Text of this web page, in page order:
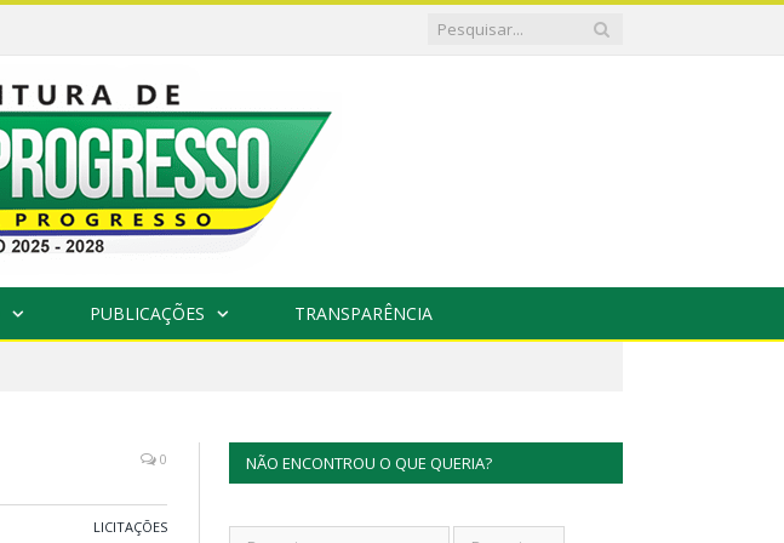
PUBLICAÇÕES TRANSPARÊNCIA
0
LICITAÇÕES
NÃO ENCONTROU O QUE QUERIA?